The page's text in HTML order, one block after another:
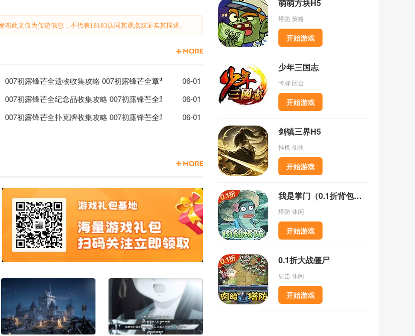
此文仅为传递信息，不代表18183认同其观点或证实其描述。
分享
007初露锋芒全遗物收集攻略 007初露锋芒全章节遗物收集位置分享
06-01
享
007初露锋芒全纪念品收集攻略 007初露锋芒全章节纪念品收集位置分享
06-01
007初露锋芒全扑克牌收集攻略 007初露锋芒全章节扑克牌位置一览
06-01
集攻略
萌萌方块H5
塔防·策略
开始游戏
少年三国志
卡牌·回合
开始游戏
剑镇三界H5
挂机·仙侠
开始游戏
我是掌门（0.1折背包乱斗）
塔防·休闲
开始游戏
0.1折大战僵尸
射击·休闲
开始游戏